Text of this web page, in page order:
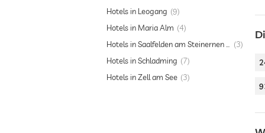
Hotels in Leogang
9
Hotels in Maria Alm
4
3
Hotels in Schladming
7
Hotels in Zell am See
3